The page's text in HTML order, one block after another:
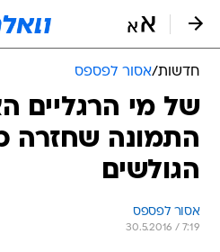
חדשות/אסור לפספס
של מי הרגליים
התמונה שחזרה
הגולשים
אסור לפספס
30.5.2016 / 7:19